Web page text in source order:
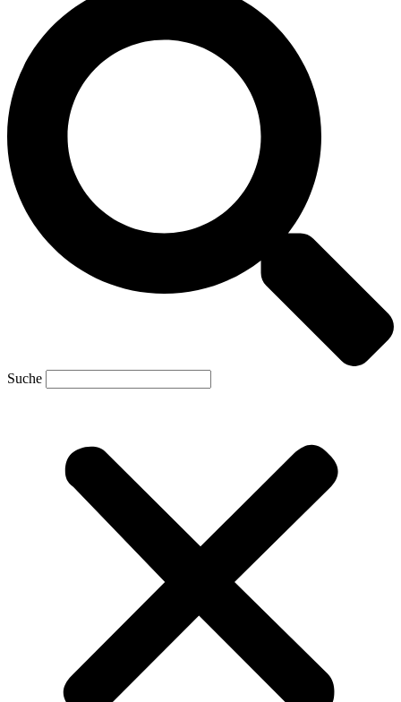
Suche